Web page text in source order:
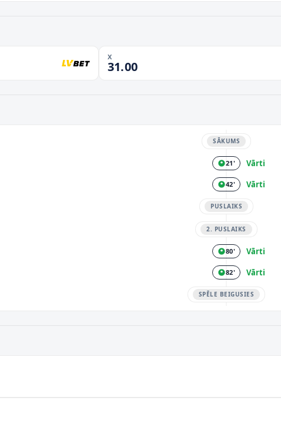
X
31.00
SĀKUMS
21' Vārti
42' Vārti
PUSLAIKS
2. PUSLAIKS
80' Vārti
82' Vārti
SPĒLE BEIGUSIES